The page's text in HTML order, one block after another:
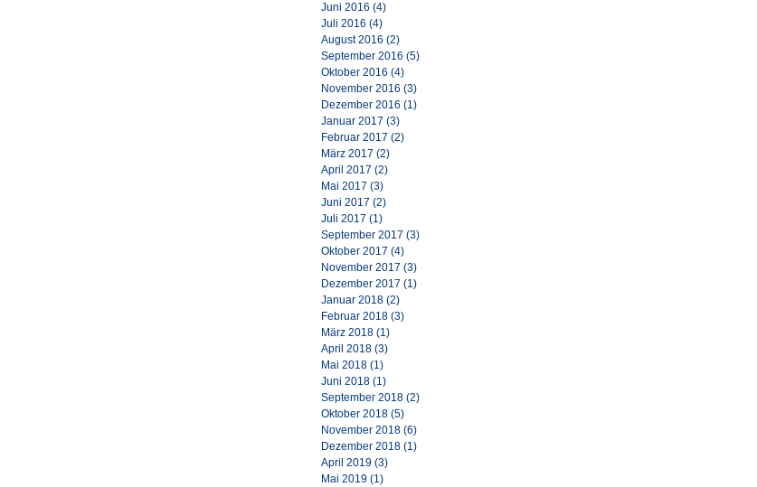
Juni 2016 (4)
Juli 2016 (4)
August 2016 (2)
September 2016 (5)
Oktober 2016 (4)
November 2016 (3)
Dezember 2016 (1)
Januar 2017 (3)
Februar 2017 (2)
März 2017 (2)
April 2017 (2)
Mai 2017 (3)
Juni 2017 (2)
Juli 2017 (1)
September 2017 (3)
Oktober 2017 (4)
November 2017 (3)
Dezember 2017 (1)
Januar 2018 (2)
Februar 2018 (3)
März 2018 (1)
April 2018 (3)
Mai 2018 (1)
Juni 2018 (1)
September 2018 (2)
Oktober 2018 (5)
November 2018 (6)
Dezember 2018 (1)
April 2019 (3)
Mai 2019 (1)